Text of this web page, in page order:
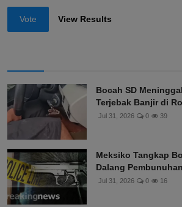
Vote View Results
Bocah SD
Terjebak Banjir di
Jul 31, 2026 0 39
Meksiko Tangkap
Dalang
Jul 31, 2026 0 16